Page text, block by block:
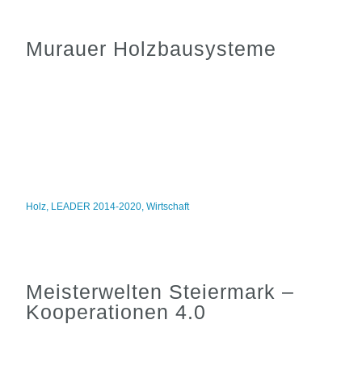
Murauer Holzbausysteme
Holz, LEADER 2014-2020,Wirtschaft
Meisterwelten Steiermark –
Kooperationen 4.0